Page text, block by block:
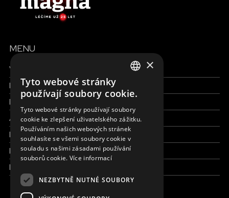
MENU
Všechny formy pomoci
Finance a reporty
Pracujte s námi
Aktuálně
Kdo jsme
Kde pracujeme
Kontaktujte nás
CZECH
×
Tyto webové stránky
používají soubory cookie.
Tyto webové stránky používají soubory
cookie ke zlepšení uživatelského zážitku.
Používáním našich webových stránek
souhlasíte se všemi soubory cookie v
souladu s našimi zásadami používání
souborů cookie. Více informací
NEZBYTNĚ NUTNÉ SOUBORY